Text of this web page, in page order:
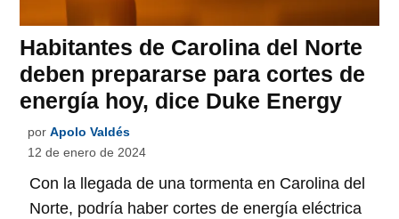
Habitantes de Carolina del Norte
deben prepararse para cortes de
energía hoy, dice Duke Energy
por Apolo Valdés
12 de enero de 2024
Con la llegada de una tormenta en Carolina del
Norte, podría haber cortes de energía eléctrica